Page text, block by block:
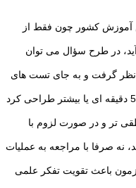
کشور چون فقط از
در طرح سؤال می توان
نظر گرفت و به جای تست های
حداکثر سه دقیقه ای، مثلا تست‌های 5 دقیقه ای یا بیشتر طراحی کرد
تر و در صورت لزوم با
نه صرفا با مراجعه به عملیات
باعث تقویت تفکر علمی